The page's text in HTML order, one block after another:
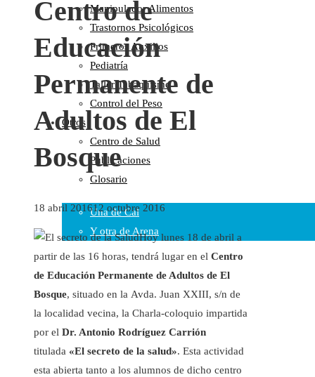
En nuestra Web
Colaboraciones
Cartas al Director
Medios de Comunicación
Otros
Vídeos
Audio
Cara Oscura Sanidad
Humor
Cal y Arena
Una de Cal
Y otra de Arena
Noticias Sanitarias
Newsletter
Manipulador Alimentos
Trastornos Psicológicos
Primeros Auxilios
Pediatría
Taller Tabaquismo
Control del Peso
Otros
Centro de Salud
Publicaciones
Glosario
Centro de
Educación
Permanente de
Adultos de El
Bosque
18 abril 201612 octubre 2016
Hoy lunes 18 de abril a
partir de las 16 horas, tendrá lugar en el Centro
de Educación Permanente de Adultos de El
Bosque, situado en la Avda. Juan XXIII, s/n de
la localidad vecina, la Charla-coloquio impartida
por el Dr. Antonio Rodríguez Carrión
titulada «El secreto de la salud». Esta actividad
esta abierta tanto a los alumnos de dicho centro